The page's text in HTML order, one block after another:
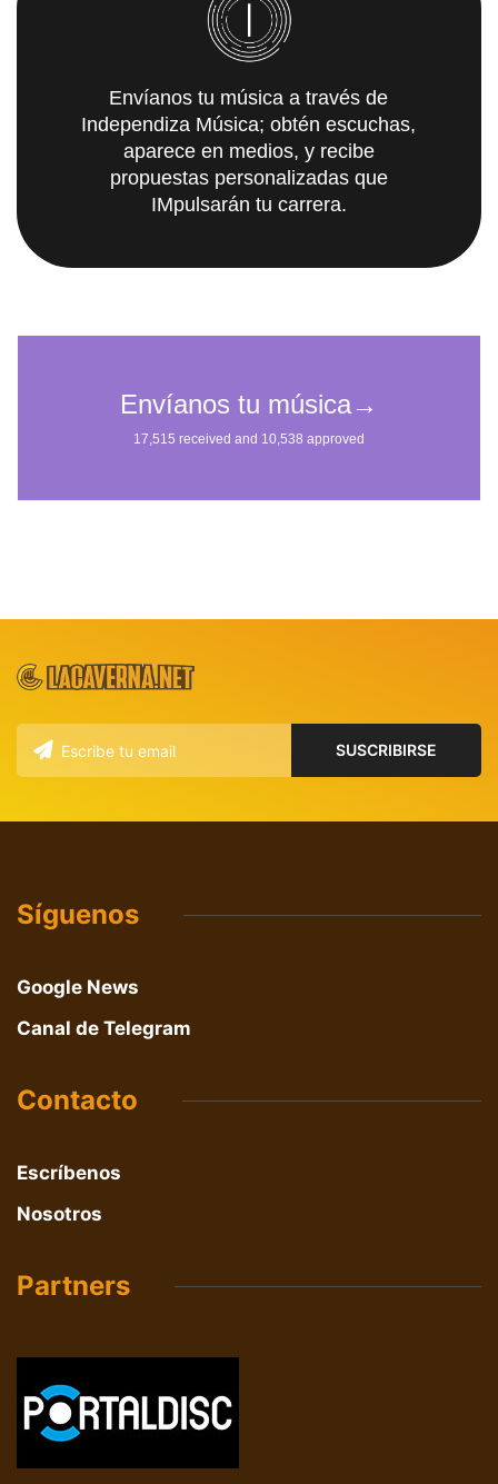
Envíanos tu música a través de
Independiza Música; obtén escuchas,
aparece en medios, y recibe
propuestas personalizadas que
IMpulsarán tu carrera.
Síguenos
Google News
Canal de Telegram
Contacto
Escríbenos
Nosotros
Partners